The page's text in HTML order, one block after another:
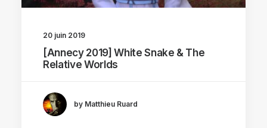
20 juin 2019
[Annecy 2019] White Snake & The
Relative Worlds
by Matthieu Ruard